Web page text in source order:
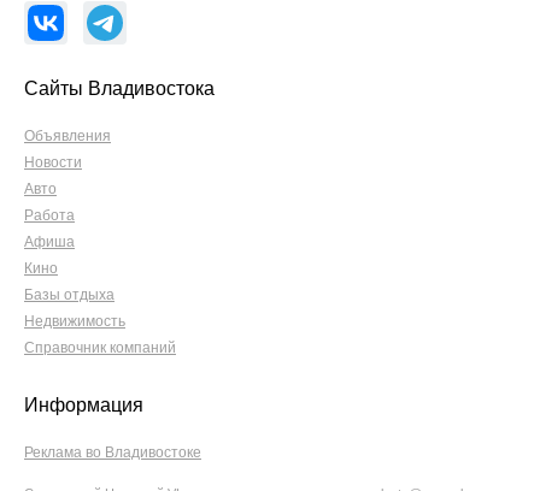
Сайты Владивостока
Объявления
Новости
Авто
Работа
Афиша
Кино
Базы отдыха
Недвижимость
Справочник компаний
Информация
Реклама во Владивостоке